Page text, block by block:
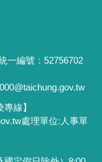
一編號：52756702
線】
處理單位: 人事單